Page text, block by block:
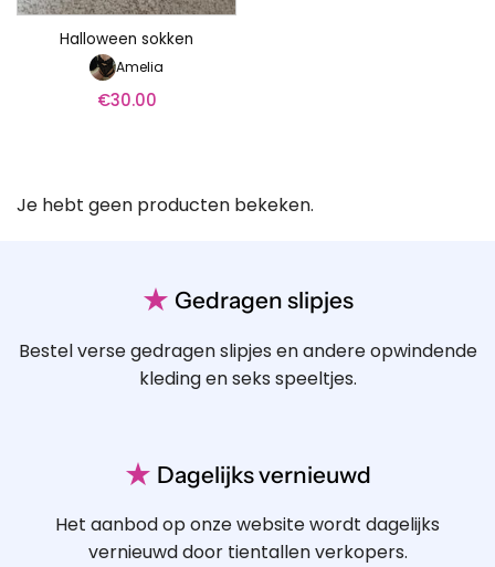
Halloween sokken
Amelia
€30.00
Je hebt geen producten bekeken.
★ Gedragen slipjes
Bestel verse gedragen slipjes en andere opwindende
kleding en seks speeltjes.
★ Dagelijks vernieuwd
Het aanbod op onze website wordt dagelijks
vernieuwd door tientallen verkopers.